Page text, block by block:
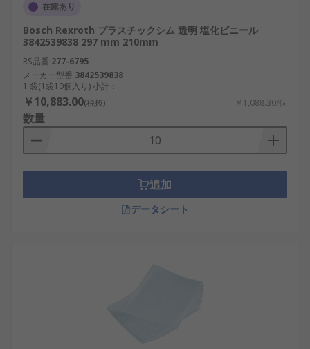
在庫あり
Bosch Rexroth プラスチックシム 透明 塩化ビニール
3842539838 297 mm 210mm
RS品番 277-6795
メーカー型番 3842539838
1 袋(1袋10個入り) 小計：
￥10,883.00(税抜) ￥1,088.30/個
数量
追加
データシート